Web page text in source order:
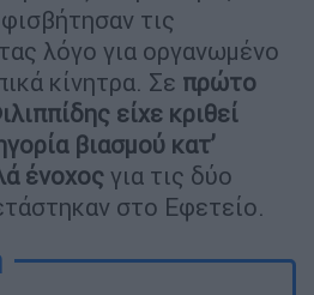
τις
λόγο για οργανωμένο
κίνητρα. Σε πρώτο
είχε κριθεί
βιασμού κατ’
ένοχος για τις δύο
στο Εφετείο.